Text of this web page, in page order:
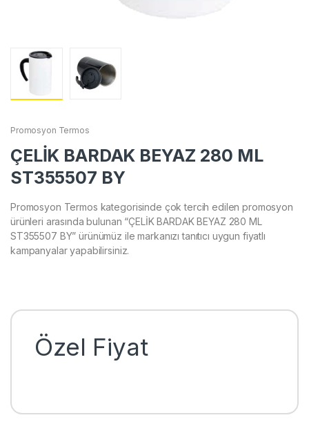
Promosyon Termos
ÇELİK BARDAK BEYAZ 280 ML
ST355507 BY
Promosyon Termos kategorisinde çok tercih edilen promosyon
ürünleri arasında bulunan “ÇELİK BARDAK BEYAZ 280 ML
ST355507 BY” ürünümüz ile markanızı tanıtıcı uygun fiyatlı
kampanyalar yapabilirsiniz.
Özel Fiyat